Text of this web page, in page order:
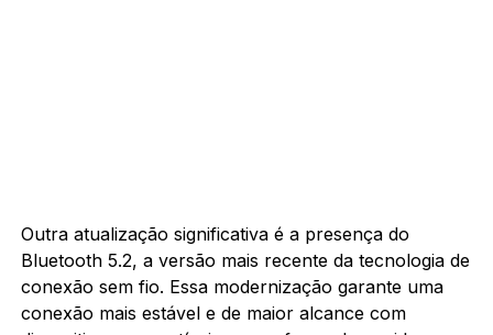
Outra atualização significativa é a presença do
Bluetooth 5.2, a versão mais recente da tecnologia de
conexão sem fio. Essa modernização garante uma
conexão mais estável e de maior alcance com